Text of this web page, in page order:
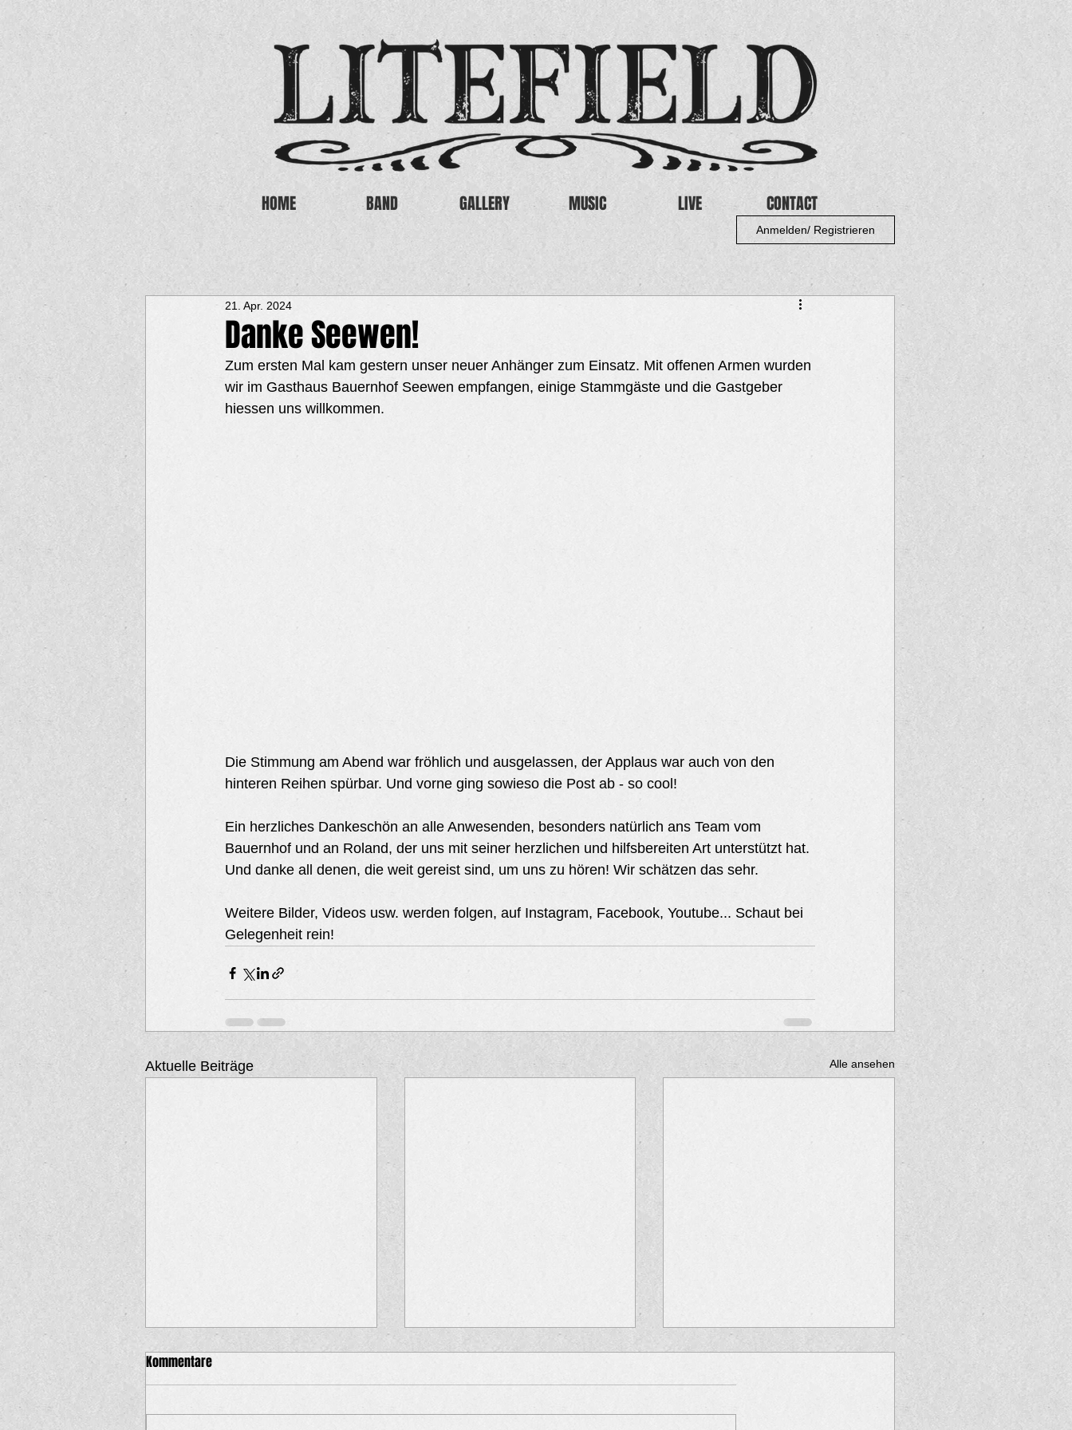
HOME BAND GALLERY MUSIC LIVE CONTACT
Anmelden/ Registrieren
Danke Seewen!
21. Apr. 2024
Zum ersten Mal kam gestern unser neuer Anhänger zum Einsatz. Mit offenen Armen wurden
wir im Gasthaus Bauernhof Seewen empfangen, einige Stammgäste und die Gastgeber
hiessen uns willkommen.
Die Stimmung am Abend war fröhlich und ausgelassen, der Applaus war auch von den
hinteren Reihen spürbar. Und vorne ging sowieso die Post ab - so cool!
Ein herzliches Dankeschön an alle Anwesenden, besonders natürlich ans Team vom
Bauernhof und an Roland, der uns mit seiner herzlichen und hilfsbereiten Art unterstützt hat.
Und danke all denen, die weit gereist sind, um uns zu hören! Wir schätzen das sehr.
Weitere Bilder, Videos usw. werden folgen, auf Instagram, Facebook, Youtube... Schaut bei
Gelegenheit rein!
Aktuelle Beiträge Alle ansehen
Kommentare